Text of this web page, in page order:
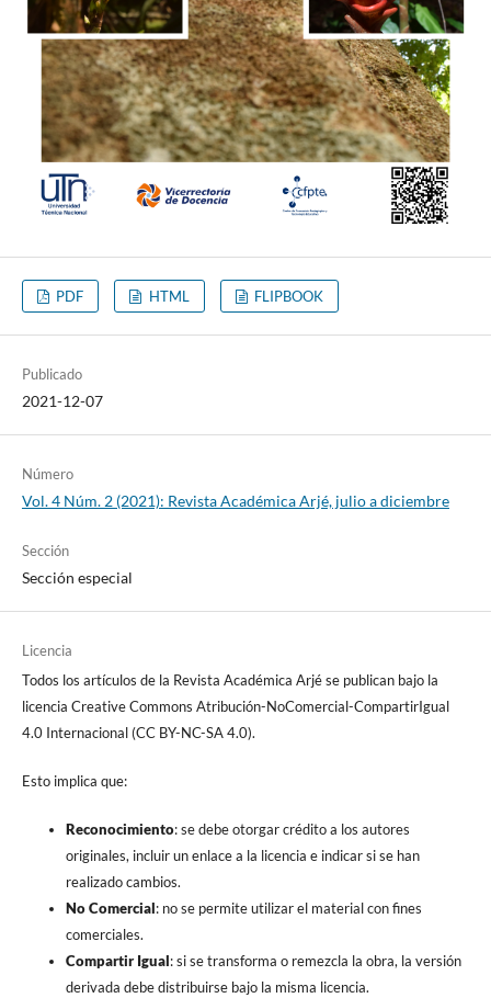
PDF HTML FLIPBOOK
Publicado
2021-12-07
Número
Vol. 4 Núm. 2 (2021): Revista Académica Arjé, julio a diciembre
Sección
Sección especial
Licencia
Todos los artículos de la Revista Académica Arjé se publican bajo la
licencia Creative Commons Atribución-NoComercial-CompartirIgual
4.0 Internacional (CC BY-NC-SA 4.0).
Esto implica que:
Reconocimiento: se debe otorgar crédito a los autores
originales, incluir un enlace a la licencia e indicar si se han
realizado cambios.
No Comercial: no se permite utilizar el material con fines
comerciales.
Compartir Igual: si se transforma o remezcla la obra, la versión
derivada debe distribuirse bajo la misma licencia.